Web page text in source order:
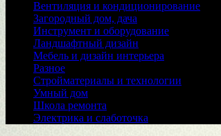
Вентиляция и кондиционирование
Загородный дом, дача
Инструмент и оборудование
Ландшафтный дизайн
Мебель и дизайн интерьера
Разное
Стройматериалы и технологии
Умный дом
Школа ремонта
Электрика и слаботочка